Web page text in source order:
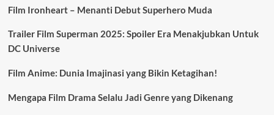
Film Ironheart – Menanti Debut Superhero Muda
Trailer Film Superman 2025: Spoiler Era Menakjubkan Untuk
DC Universe
Film Anime: Dunia Imajinasi yang Bikin Ketagihan!
Mengapa Film Drama Selalu Jadi Genre yang Dikenang